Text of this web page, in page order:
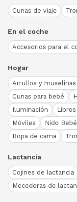
Cunas de viaje
En el coche
Accesorios para el
Hogar
Arrullos y muselinas
Cunas para bebé
Iluminación
Móviles
Nido Bebé
Ropa de cama
Lactancia
Cojines de lactancia
Mecedoras de